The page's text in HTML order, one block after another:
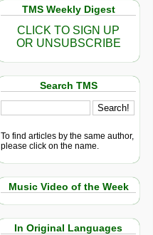
TMS Weekly Digest
CLICK TO SIGN UP
OR UNSUBSCRIBE
Search TMS
To find articles by the same author,
please click on the name.
Music Video of the Week
In Original Languages